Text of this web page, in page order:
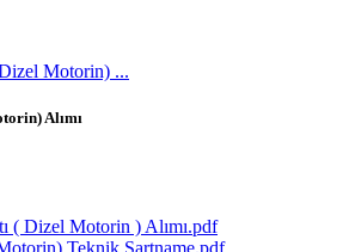
Motorin) ...
Alımı
( Dizel Motorin ) Alımı.pdf